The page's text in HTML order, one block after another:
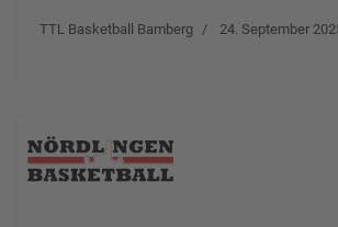
TTL Basketball Bamberg 24. September